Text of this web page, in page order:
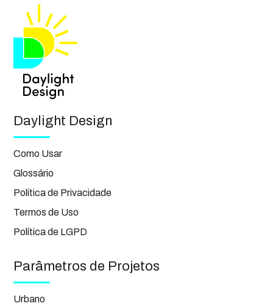
Daylight Design
Como Usar
Glossário
Política de Privacidade
Termos de Uso
Política de LGPD
Parâmetros de Projetos
Urbano